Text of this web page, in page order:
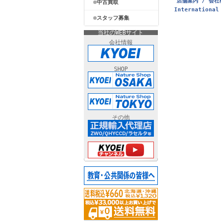
中古買取
スタッフ募集
当社のWEBサイト
会社情報
SHOP
その他
International